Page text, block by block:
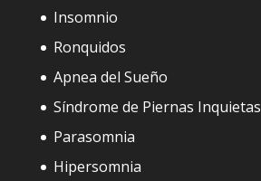
Insomnio
Ronquidos
Apnea del Sueño
Síndrome de Piernas Inquietas
Parasomnia
Hipersomnia